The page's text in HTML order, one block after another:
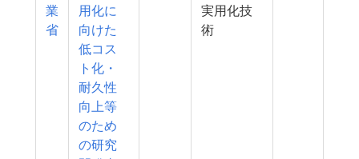
業
省
用化に
向けた
低コス
ト化・
耐久性
向上等
のため
の研究
実用化技
術